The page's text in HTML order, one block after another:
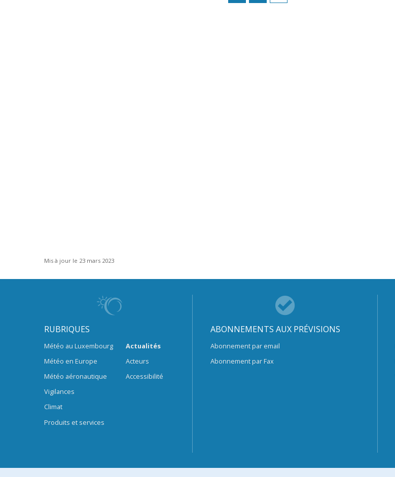
Mis à jour le 23 mars 2023
RUBRIQUES
Météo au Luxembourg
Météo en Europe
Météo aéronautique
Vigilances
Climat
Produits et services
Actualités
Acteurs
Accessibilité
ABONNEMENTS AUX PRÉVISIONS
Abonnement par email
Abonnement par Fax